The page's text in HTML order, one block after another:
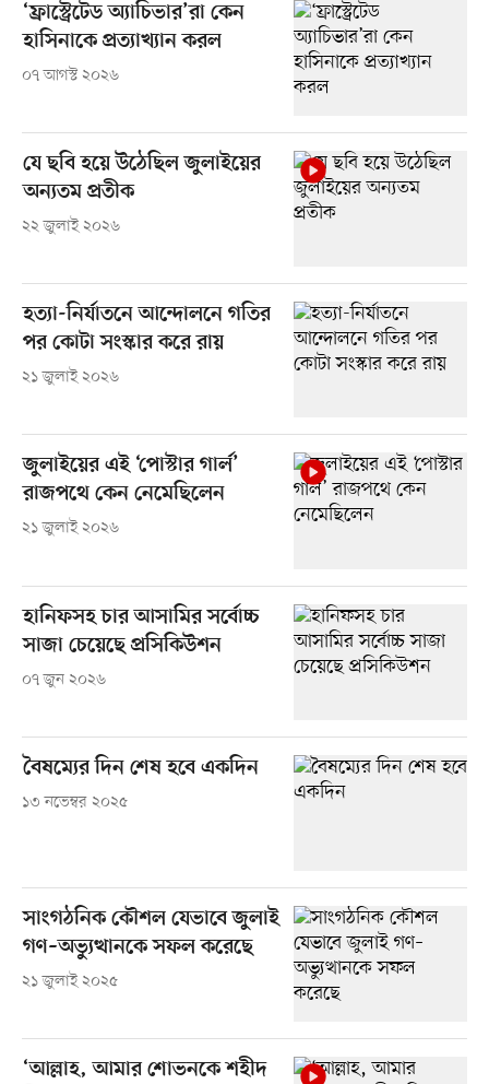
‘ফ্রাস্ট্রেটেড অ্যাচিভার’রা কেন
হাসিনাকে প্রত্যাখ্যান করল
০৭ আগস্ট ২০২৬
যে ছবি হয়ে উঠেছিল জুলাইয়ের
অন্যতম প্রতীক
২২ জুলাই ২০২৬
হত্যা-নির্যাতনে আন্দোলনে গতির
পর কোটা সংস্কার করে রায়
২১ জুলাই ২০২৬
জুলাইয়ের এই ‘পোস্টার গার্ল’
রাজপথে কেন নেমেছিলেন
২১ জুলাই ২০২৬
হানিফসহ চার আসামির সর্বোচ্চ
সাজা চেয়েছে প্রসিকিউশন
০৭ জুন ২০২৬
বৈষম্যের দিন শেষ হবে একদিন
১৩ নভেম্বর ২০২৫
সাংগঠনিক কৌশল যেভাবে জুলাই
গণ–অভ্যুত্থানকে সফল করেছে
২১ জুলাই ২০২৫
‘আল্লাহ, আমার শোভনকে শহীদ